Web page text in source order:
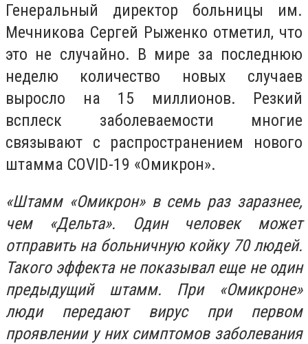
Генеральный директор больницы им.
Мечникова Сергей Рыженко отметил, что
это не случайно. В мире за последнюю
неделю количество новых случаев
выросло на 15 миллионов. Резкий
всплеск заболеваемости многие
связывают с распространением нового
штамма COVID-19 «Омикрон».
«Штамм «Омикрон» в семь раз заразнее,
чем «Дельта». Один человек может
отправить на больничную койку 70 людей.
Такого эффекта не показывал еще не один
предыдущий штамм. При «Омикроне»
люди передают вирус при первом
проявлении у них симптомов заболевания